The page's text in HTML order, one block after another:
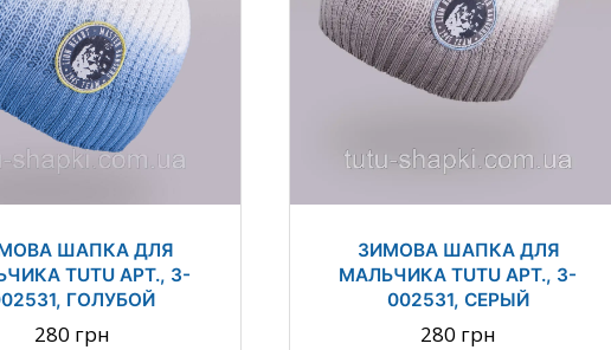
ШАПКА ДЛЯ
TUTU АРТ., 3-
ГОЛУБОЙ
280 грн
ЗИМОВА ШАПКА ДЛЯ
МАЛЬЧИКА TUTU АРТ., 3-
002531, СЕРЫЙ
280 грн